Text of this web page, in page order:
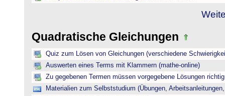
Quadratische Gleichungen
Quiz zum Lösen von Gleichungen (verschiedene
Auswerten eines Terms mit Klammern (mathe-online)
Zu gegebenen Termen müssen vorgegebene Lösungen
Materialien zum Selbststudium (Übungen,